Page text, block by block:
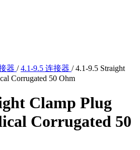
器 / 4.1-9.5 连接器 / 4.1-9.5 Straight
Corrugated 50 Ohm
Clamp Plug
Corrugated 50